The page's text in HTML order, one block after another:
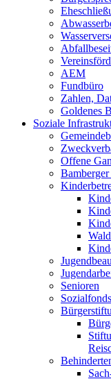
AEM
Fundbüro
Zahlen,
Goldenes
Soziale
Offene
Senioren